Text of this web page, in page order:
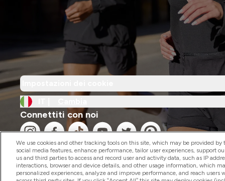
Connettiti con noi
2026 The Hut.com Ltd
We use cookies and other tracking tools on this site, which may be provided
social media features, enhance performance, tailor user experiences, support
us and third parties to access and record user and activity data, such as IP
interactions, browser and device details, and other usage information, which
personalized experiences, analyze and improve performance, and reach